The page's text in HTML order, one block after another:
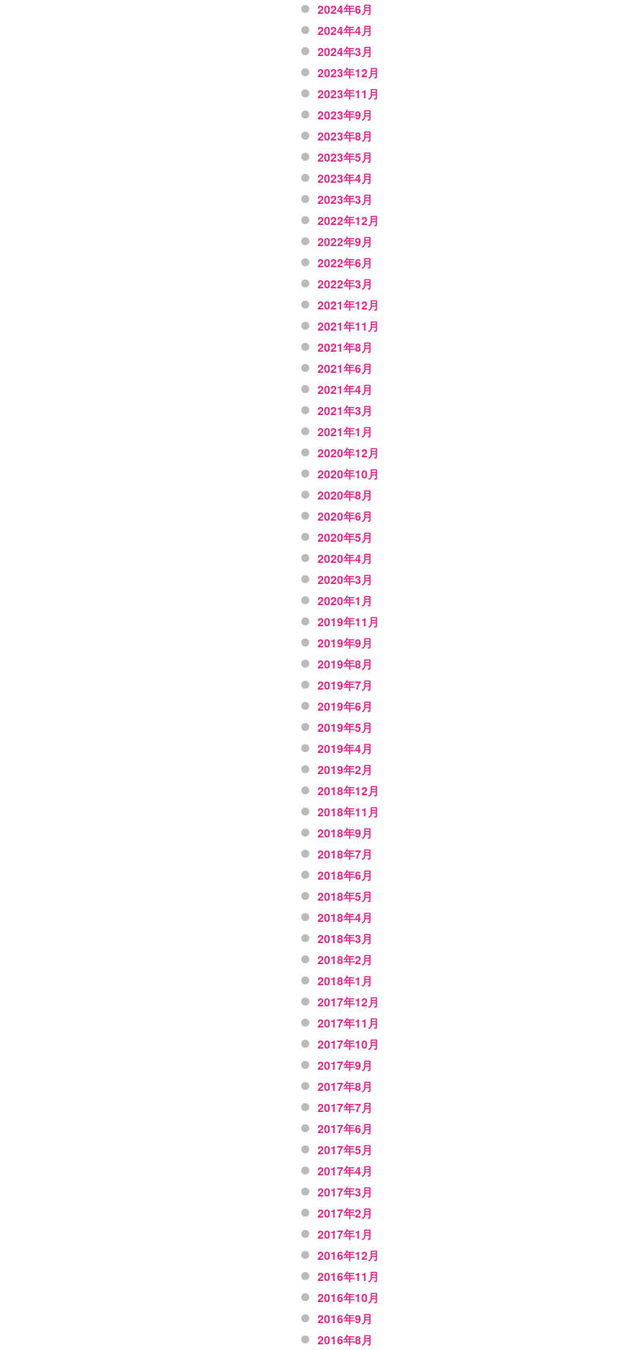
2024年6月
2024年4月
2024年3月
2023年12月
2023年11月
2023年9月
2023年8月
2023年5月
2023年4月
2023年3月
2022年12月
2022年9月
2022年6月
2022年3月
2021年12月
2021年11月
2021年8月
2021年6月
2021年4月
2021年3月
2021年1月
2020年12月
2020年10月
2020年8月
2020年6月
2020年5月
2020年4月
2020年3月
2020年1月
2019年11月
2019年9月
2019年8月
2019年7月
2019年6月
2019年5月
2019年4月
2019年2月
2018年12月
2018年11月
2018年9月
2018年7月
2018年6月
2018年5月
2018年4月
2018年3月
2018年2月
2018年1月
2017年12月
2017年11月
2017年10月
2017年9月
2017年8月
2017年7月
2017年6月
2017年5月
2017年4月
2017年3月
2017年2月
2017年1月
2016年12月
2016年11月
2016年10月
2016年9月
2016年8月